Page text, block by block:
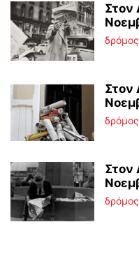
Στον
δρόμος
Στον
δρόμος
Στον
δρόμος